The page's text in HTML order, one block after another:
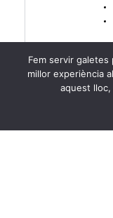
Unitat 2.
Unitat 3.
projectes
Fem servir
millor experiència
aquest